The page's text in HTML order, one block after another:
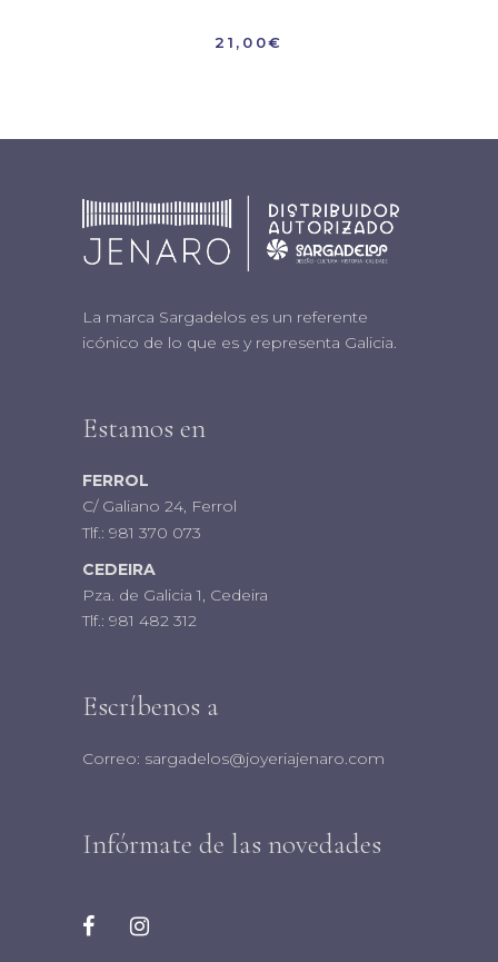
21,00€
La marca Sargadelos es un referente
icónico de lo que es y representa Galicia.
Estamos en
FERROL
C/ Galiano 24, Ferrol
Tlf.: 981 370 073
CEDEIRA
Pza. de Galicia 1, Cedeira
Tlf.: 981 482 312
Escríbenos a
Correo: sargadelos@joyeriajenaro.com
Infórmate de las novedades